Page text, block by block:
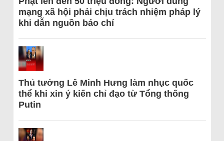
mạng xã hội phải chịu trách nhiệm pháp lý
khi dẫn nguồn báo chí
Thủ tướng Lê Minh Hưng làm nhục quốc
thể khi xin ý kiến chỉ đạo từ Tổng thống
Putin